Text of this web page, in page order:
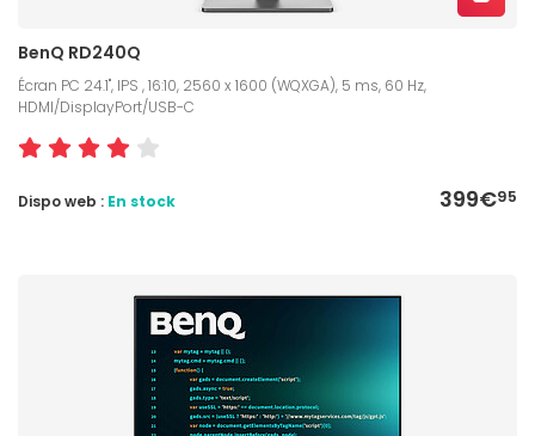
BenQ RD240Q
Écran PC 24.1", IPS , 16:10, 2560 x 1600 (WQXGA), 5 ms, 60 Hz,
HDMI/DisplayPort/USB-C
399€95
Dispo web : En stock